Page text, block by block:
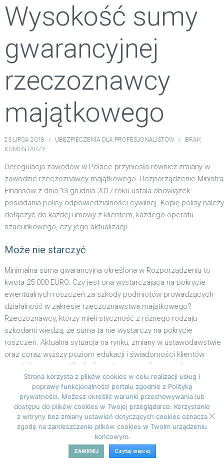
Wysokość sumy
gwarancyjnej
rzeczoznawcy
majątkowego
23 LIPCA 2018 / UBEZPIECZENIA DLA PROFESJONALISTÓW /
BRAK
KOMENTARZY
Deregulacja zawodów w Polsce przyniosła również zmiany w
zawodzie rzeczoznawcy majątkowego. Rozporządzenie Ministra
Finansów z dnia 13 grudnia 2017 roku ustala obowiązek
posiadania polisy odpowiedzialności cywilnej. Kopię polisy należy
dołączyć do każdej umowy z klientem, każdego operatu
szacunkowego, czy jego aktualizacji.
Może nie starczyć
Minimalna suma gwarancyjna określona w Rozporządzeniu to
kwota 25.000 EURO. Czy jest ona wystarczająca na pokrycie
ewentualnych roszczeń za szkody podmiotów prowadzących
działalność w zakresie rzeczoznawstwa majątkowego?
Rzeczoznawcy, którzy mieli styczność z różnego rodzaju
szkodami wiedzą, że suma ta nie wystarczy na pokrycie
roszczeń. Aktualna sytuacja na rynku, zmiany w ustawodawstwie
oraz coraz wyższy poziom edukacji i świadomości klientów
sprzyjają wzrostowi liczby kwestionowanych operatów
szacunkowych. Dlatego warto rozważyć ubezpieczenie swojej
działalności na sumy większe niż te określane
Rozporządzeniem.
Szersza ochrona
Rzeczoznawca, mając na uwadze swoje aktualne potrzeby
może sam wybrać sumę gwarancyjną w przedziale kwotowym
Strona korzysta z plików cookies w celu realizacji usług i
poprawy funkcjonalności portalu zgodnie z Polityką
prywatności. Możesz określić warunki przechowywania lub
dostępu do plików cookies w Twojej przeglądarce. Korzystanie
z witryny bez zmiany ustawień dotyczących cookies oznacza
zgodę na zamieszczanie plików cookies w Twoim urządzeniu
końcowym.
ZAMKNIJ Czytaj więcej